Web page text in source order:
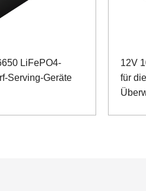
LiFePO4-
Serving-Geräte
12V
für